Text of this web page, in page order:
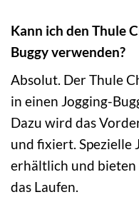
Kann ich den Thule
Buggy verwenden?
Absolut. Der Thule
in einen Jogging-
Dazu wird das
und fixiert. Spezielle
erhältlich und
das Laufen.